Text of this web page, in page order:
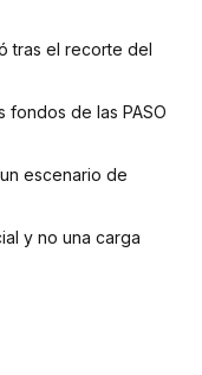
tras el recorte del
fondos de las PASO
escenario de
y no una carga